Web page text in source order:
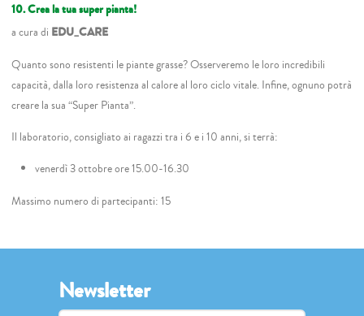
10. Crea la tua super pianta!
a cura di EDU_CARE
Quanto sono resistenti le piante grasse? Osserveremo le loro incredibili
capacità, dalla loro resistenza al calore al loro ciclo vitale. Infine, ognuno potrà
creare la sua “Super Pianta”.
Il laboratorio, consigliato ai ragazzi tra i 6 e i 10 anni, si terrà:
venerdì 3 ottobre ore 15.00-16.30
Massimo numero di partecipanti: 15
Newsletter